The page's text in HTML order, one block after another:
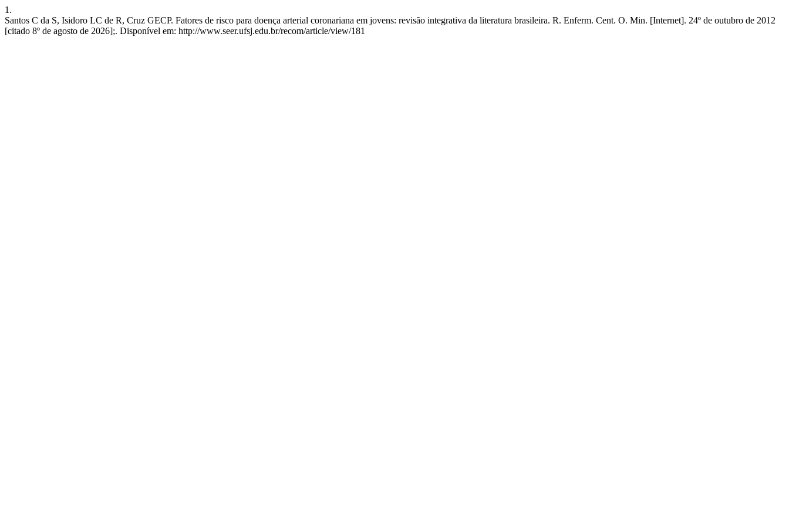
1.
Santos C da S, Isidoro LC de R, Cruz GECP. Fatores de risco para doença arterial coronariana em jovens: revisão integrativa da literatura brasileira. R. Enferm. Cent. O. Min. [Internet]. 24º de outubro de 2012
[citado 8º de agosto de 2026];. Disponível em: http://www.seer.ufsj.edu.br/recom/article/view/181